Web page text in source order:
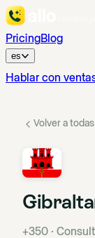
PricingBlog
es
Hablar con
Volver a
+350 ·